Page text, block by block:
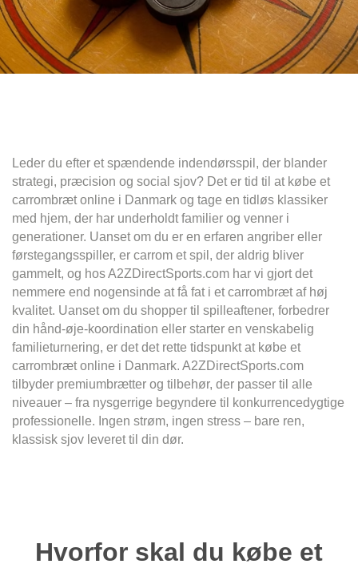
Leder du efter et spændende indendørsspil, der blander
strategi, præcision og social sjov? Det er tid til at købe et
carrombræt online i Danmark og tage en tidløs klassiker
med hjem, der har underholdt familier og venner i
generationer. Uanset om du er en erfaren angriber eller
førstegangsspiller, er carrom et spil, der aldrig bliver
gammelt, og hos A2ZDirectSports.com har vi gjort det
nemmere end nogensinde at få fat i et carrombræt af høj
kvalitet. Uanset om du shopper til spilleaftener, forbedrer
din hånd-øje-koordination eller starter en venskabelig
familieturnering, er det det rette tidspunkt at købe et
carrombræt online i Danmark. A2ZDirectSports.com
tilbyder premiumbrætter og tilbehør, der passer til alle
niveauer – fra nysgerrige begyndere til konkurrencedygtige
professionelle. Ingen strøm, ingen stress – bare ren,
klassisk sjov leveret til din dør.
Hvorfor skal du købe et